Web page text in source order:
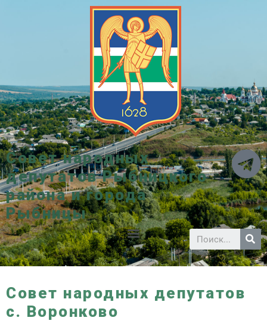
Совет народных
депутатов Рыбницкого
района и города
Рыбницы
Совет народных депутатов
с. Воронково